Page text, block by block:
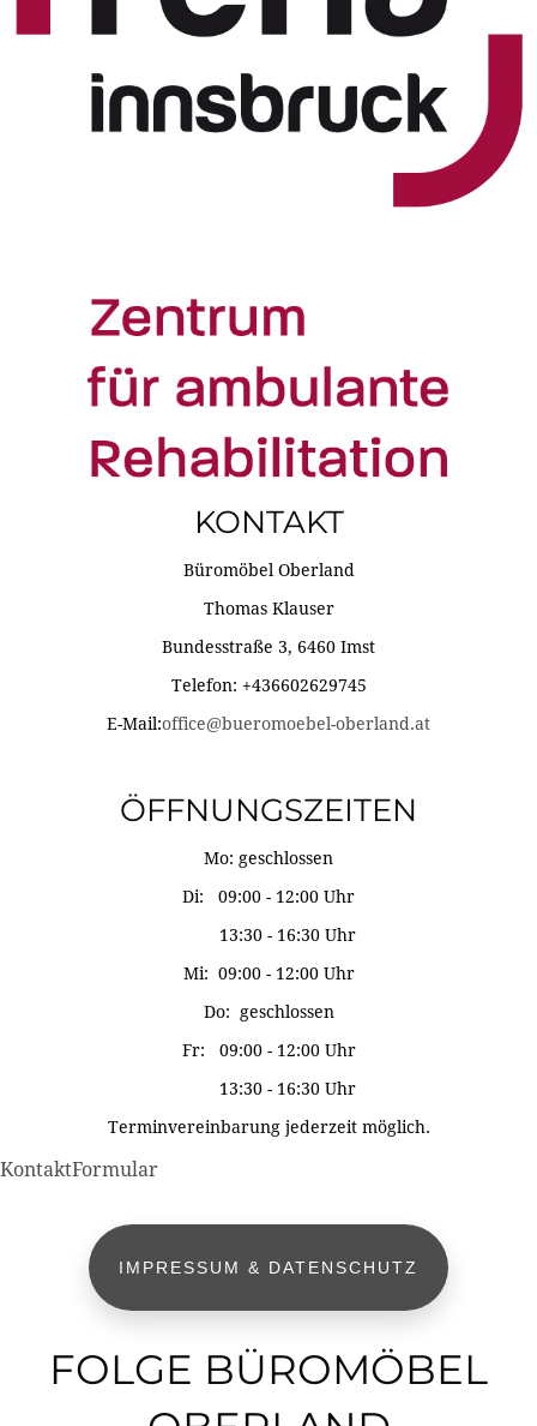
KONTAKT
Büromöbel Oberland
Thomas Klauser
Bundesstraße 3, 6460 Imst
Telefon: +436602629745
E-Mail:office@bueromoebel-oberland.at
ÖFFNUNGSZEITEN
Mo: geschlossen
Di: 09:00 - 12:00 Uhr
13:30 - 16:30 Uhr
Mi: 09:00 - 12:00 Uhr
Do: geschlossen
Fr: 09:00 - 12:00 Uhr
13:30 - 16:30 Uhr
Terminvereinbarung jederzeit möglich.
KontaktFormular
IMPRESSUM & DATENSCHUTZ
FOLGE BÜROMÖBEL